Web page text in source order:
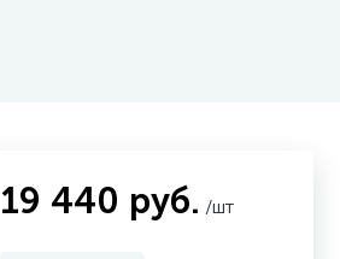
19 440 руб. /шт